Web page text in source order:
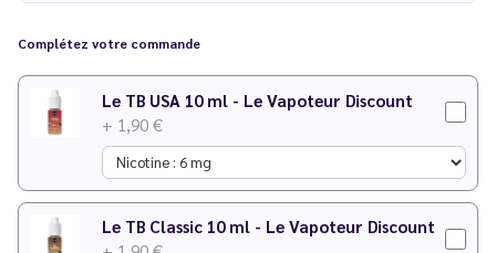
Complétez votre commande
Le TB USA 10 ml - Le Vapoteur Discount
+ 1,90 €
Le TB Classic 10 ml - Le Vapoteur Discount